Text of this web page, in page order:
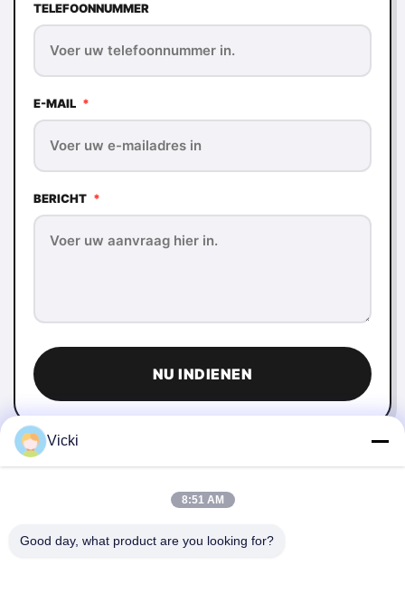
TELEFOONNUMMER
E-MAIL *
BERICHT *
NU INDIENEN
Vicki
8:51 AM
Good day, what product are you looking for?